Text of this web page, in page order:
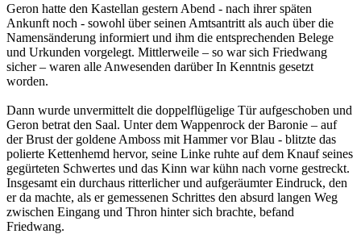
Geron hatte den Kastellan gestern Abend - nach ihrer späten
Ankunft noch - sowohl über seinen Amtsantritt als auch über die
Namensänderung informiert und ihm die entsprechenden Belege
und Urkunden vorgelegt. Mittlerweile – so war sich Friedwang
sicher – waren alle Anwesenden darüber In Kenntnis gesetzt
worden.
Dann wurde unvermittelt die doppelflügelige Tür aufgeschoben und
Geron betrat den Saal. Unter dem Wappenrock der Baronie – auf
der Brust der goldene Amboss mit Hammer vor Blau - blitzte das
polierte Kettenhemd hervor, seine Linke ruhte auf dem Knauf seines
gegürteten Schwertes und das Kinn war kühn nach vorne gestreckt.
Insgesamt ein durchaus ritterlicher und aufgeräumter Eindruck, den
er da machte, als er gemessenen Schrittes den absurd langen Weg
zwischen Eingang und Thron hinter sich brachte, befand
Friedwang.